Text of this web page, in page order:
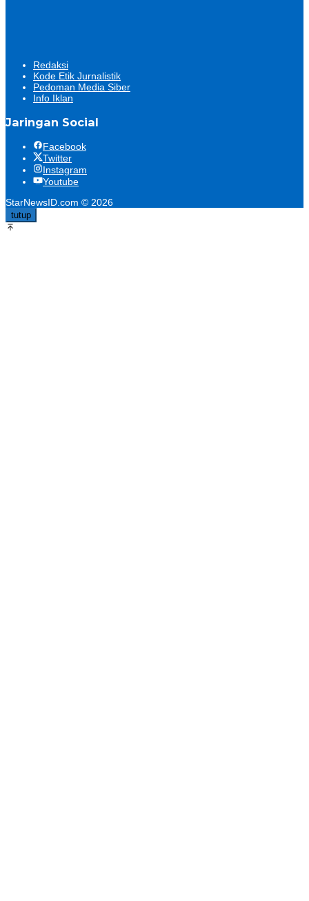
Redaksi
Kode Etik Jurnalistik
Pedoman Media Siber
Info Iklan
Jaringan Social
Facebook
Twitter
Instagram
Youtube
StarNewsID.com © 2026
tutup